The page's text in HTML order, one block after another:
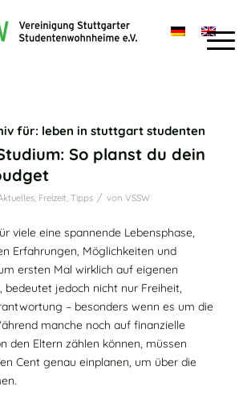
für: leben in stuttgart studenten
So planst du dein
, Freizeit, Tipps / von VSSW
viele eine spannende Lebensphase,
Erfahrungen, Möglichkeiten und
ersten Mal wirklich auf eigenen
bedeutet jedoch nicht nur Freiheit,
– besonders wenn es um die
manche noch auf finanzielle
den Eltern zählen können, müssen
Cent genau einplanen, um über die